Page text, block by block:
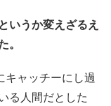
いうか変えざるえ
キャッチーにし過
る人間だとした